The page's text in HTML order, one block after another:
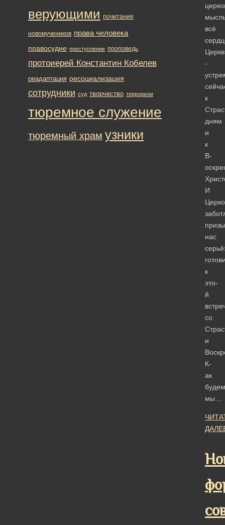
всё
­
к
дням
и
к
В­
И
нас
к
это­
й
со
и
К­
ак
будем
мы…
верующими почитание
новомучеников права человека
правосудие преступление проповедь
протоиерей Константин Кобелев
реадаптация ресоциализация
сотрудники суд творчество терроризм
тюремное служение
тюремный храм узники